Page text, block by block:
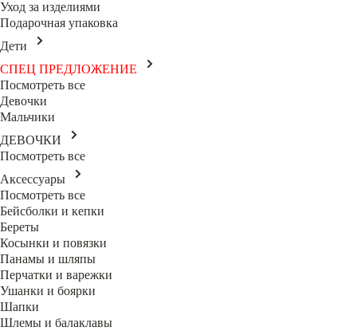
Уход за изделиями
Подарочная упаковка
Дети
СПЕЦ ПРЕДЛОЖЕНИЕ
Посмотреть все
Девочки
Мальчики
ДЕВОЧКИ
Посмотреть все
Аксессуары
Посмотреть все
Бейсболки и кепки
Береты
Косынки и повязки
Панамы и шляпы
Перчатки и варежки
Ушанки и боярки
Шапки
Шлемы и балаклавы